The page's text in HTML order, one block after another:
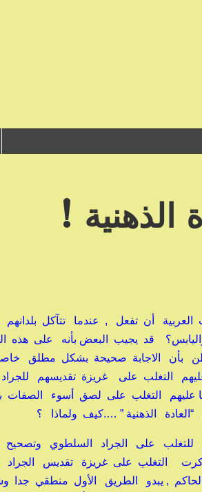
الذهنية !
أن تفعل , عندما تتآكل
واليابس؟ قد يجيب البعض بأنه على
بأن الاجابة صحيحة بشكل مطلق
التغلب على غريزة تقديسهم للجراد
عليهم التغلب على لصق أسوء الصفات
الذهنية ” ….كيف ولماذا ؟
على الجراد السلطوي وتصحيح
التغلب على غريزة تقديس الجراد
, يبدو الطريق الأول منطقي جدا